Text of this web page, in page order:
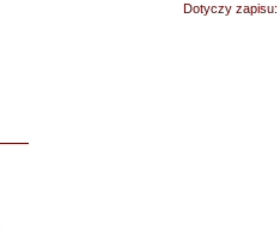
Dotyczy zapisu: